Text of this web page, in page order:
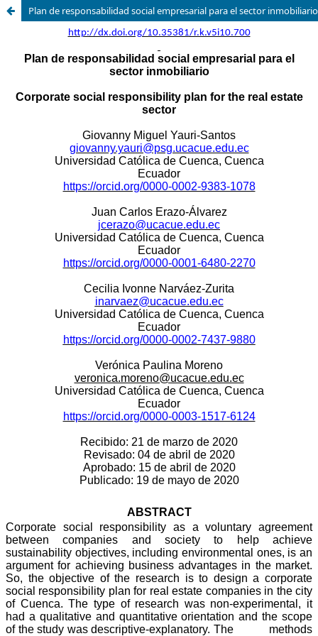
Plan de responsabilidad social empresarial para el sector inmobiliario